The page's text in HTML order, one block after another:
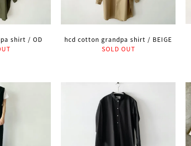
shirt / OD
hcd cotton grandpa shirt / BEIGE
SOLD OUT